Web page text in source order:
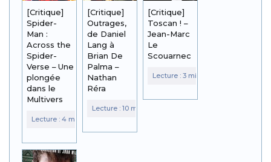
[Critique]
Spider-
Man :
Across the
Spider-
Verse – Une
plongée
dans le
Multivers
[Critique]
Outrages,
de Daniel
Lang à
Brian De
Palma –
Nathan
Réra
[Critique]
Toscan ! –
Jean-Marc
Le
Scouarnec